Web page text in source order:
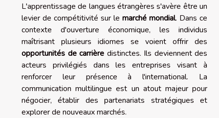
L'apprentissage de langues étrangères s'avère être un
levier de compétitivité sur le marché mondial. Dans ce
contexte d'ouverture économique, les individus
maîtrisant plusieurs idiomes se voient offrir des
opportunités de carrière distinctes. Ils deviennent des
acteurs privilégiés dans les entreprises visant à
renforcer leur présence à l'international. La
communication multilingue est un atout majeur pour
négocier, établir des partenariats stratégiques et
explorer de nouveaux marchés.